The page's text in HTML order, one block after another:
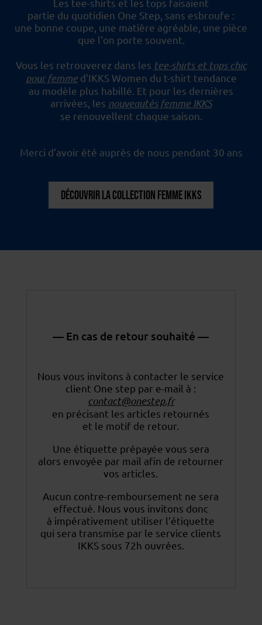
partie du quotidien One Step, sans esbroufe :
une bonne coupe, une matière agréable, une pièce
que l'on porte souvent.
Vous les retrouverez dans les tee-shirts et tops chic
pour femmed'IKKS Women du t-shirt tendance
au modèle plus habillé. Et pour les dernières
arrivées, les nouveautés femme IKKS
se renouvellent chaque saison.
Merci d’avoir été auprès de nous pendant 30 ans
DÉCOUVRIR LA COLLECTION FEMME IKKS
— En cas de retour souhaité —
Nous vous invitons à contacter le service
client One step par e-mail à :
contact@onestep.fr
en précisant les articles retournés
et le motif de retour.
Une étiquette prépayée vous sera
alors envoyée par mail afin de retourner
vos articles.
Aucun contre-remboursement ne sera
effectué. Nous vous invitons donc
à impérativement utiliser l’étiquette
qui sera transmise par le service clients
IKKS sous 72h ouvrées.